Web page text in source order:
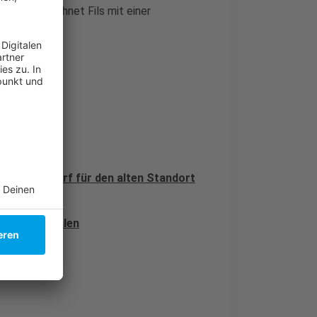
Jahres rechnet Fils mit einer
Entwurf für den alten Standort
empfohlen